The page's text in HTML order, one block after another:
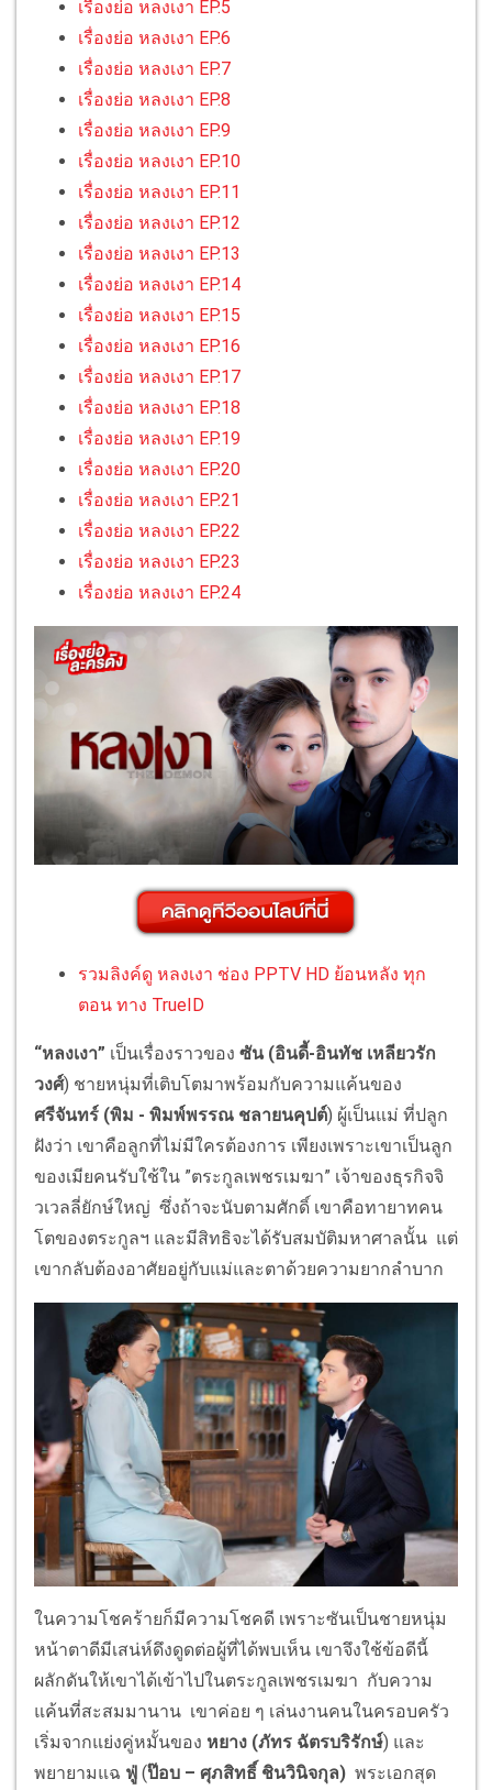
เรื่องย่อ หลงเงา EP.5
เรื่องย่อ หลงเงา EP.6
เรื่องย่อ หลงเงา EP.7
เรื่องย่อ หลงเงา EP.8
เรื่องย่อ หลงเงา EP.9
เรื่องย่อ หลงเงา EP.10
เรื่องย่อ หลงเงา EP.11
เรื่องย่อ หลงเงา EP.12
เรื่องย่อ หลงเงา EP.13
เรื่องย่อ หลงเงา EP.14
เรื่องย่อ หลงเงา EP.15
เรื่องย่อ หลงเงา EP.16
เรื่องย่อ หลงเงา EP.17
เรื่องย่อ หลงเงา EP.18
เรื่องย่อ หลงเงา EP.19
เรื่องย่อ หลงเงา EP.20
เรื่องย่อ หลงเงา EP.21
เรื่องย่อ หลงเงา EP.22
เรื่องย่อ หลงเงา EP.23
เรื่องย่อ หลงเงา EP.24
รวมลิงค์ดู หลงเงา ช่อง PPTV HD ย้อนหลัง ทุก
ตอน ทาง TrueID
“หลงเงา” เป็นเรื่องราวของ ซัน (อินดี้-อินทัช เหลียวรัก
วงศ์) ชายหนุ่มที่เติบโตมาพร้อมกับความแค้นของ
ศรีจันทร์ (พิม - พิมพ์พรรณ ชลายนคุปต์) ผู้เป็นแม่ ที่ปลูก
ฝังว่า เขาคือลูกที่ไม่มีใครต้องการ เพียงเพราะเขาเป็นลูก
ของเมียคนรับใช้ใน ”ตระกูลเพชรเมฆา” เจ้าของธุรกิจจิ
วเวลลี่ยักษ์ใหญ่ ซึ่งถ้าจะนับตามศักดิ์ เขาคือทายาทคน
โตของตระกูลฯ และมีสิทธิจะได้รับสมบัติมหาศาลนั้น แต่
เขากลับต้องอาศัยอยู่กับแม่และตาด้วยความยากลำบาก
ในความโชคร้ายก็มีความโชคดี เพราะซันเป็นชายหนุ่ม
หน้าตาดีมีเสน่ห์ดึงดูดต่อผู้ที่ได้พบเห็น เขาจึงใช้ข้อดีนี้
ผลักดันให้เขาได้เข้าไปในตระกูลเพชรเมฆา กับความ
แค้นที่สะสมมานาน เขาค่อย ๆ เล่นงานคนในครอบครัว
เริ่มจากแย่งคู่หมั้นของ หยาง (ภัทร ฉัตรบริรักษ์) และ
พยายามแฉ ฟู่ (ป๊อบ – ศุภสิทธิ์ ชินวินิจกุล) พระเอกสุด